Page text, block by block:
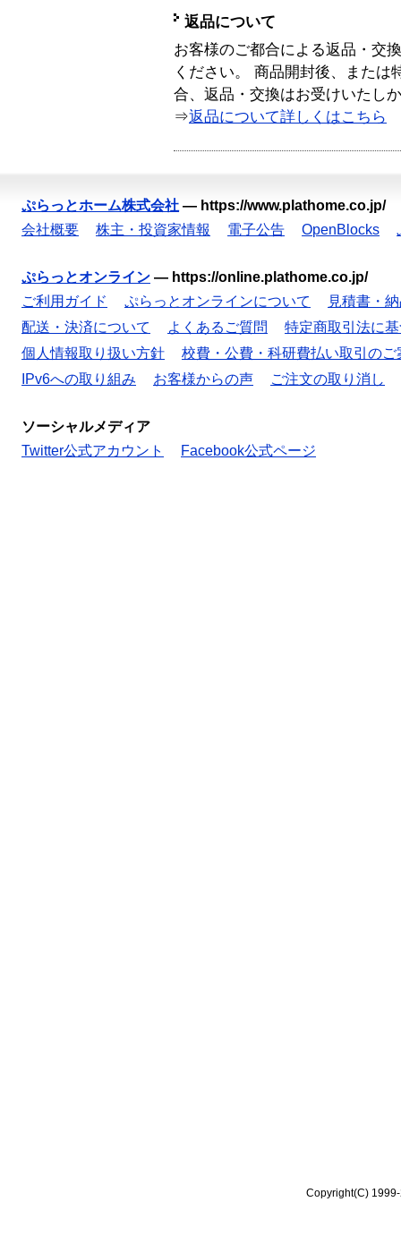
返品について
お客様のご都合による返品・交
ください。 商品開封後、または
合、返品・交換はお受けいたし
⇒返品について詳しくはこちら
ぷらっとホーム株式会社 — https://www.plathome.co.jp/
会社概要
株主・投資家情報 電子公告 OpenBlocks
ぷらっとオンライン — https://online.plathome.co.jp/
ご利用ガイド
ぷらっとオンラインについて
見積書・
配送・決済について
よくあるご質問
特定商取引法に
個人情報取り扱い方針
校費・公費・科研費払い取引のご
IPv6への取り組み
お客様からの声 ご注文の取り消し
ソーシャルメディア
Twitter公式アカウント
Facebook公式ページ
Copyright(C)